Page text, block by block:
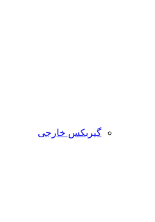
گیربکس خارجی